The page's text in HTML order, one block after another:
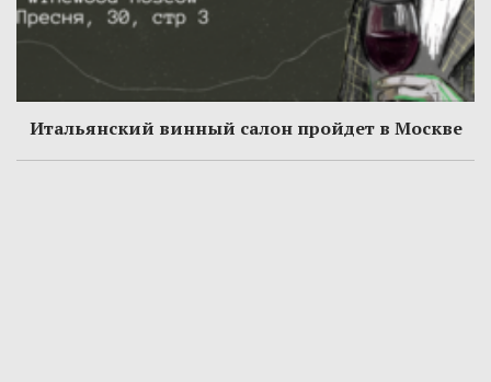
Итальянский винный салон пройдет в Москве